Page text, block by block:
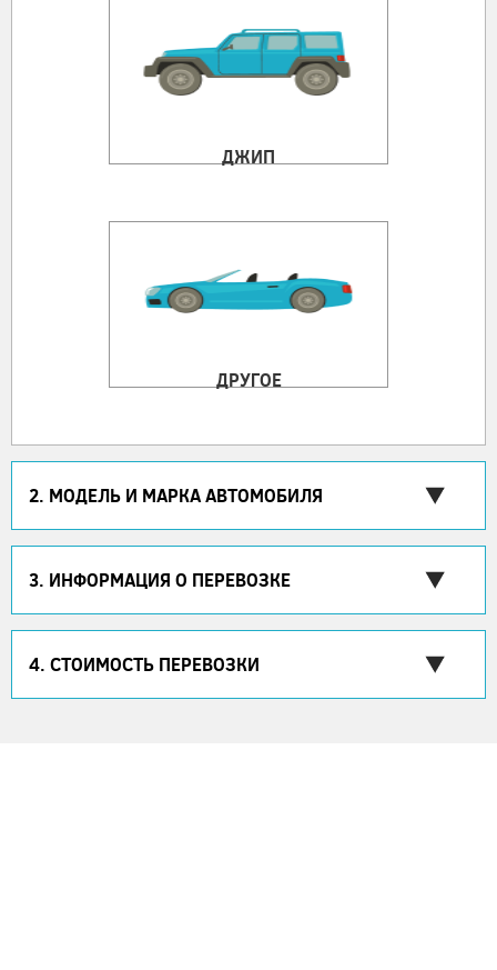
ДЖИП
ДРУГОЕ
2. МОДЕЛЬ И МАРКА АВТОМОБИЛЯ
3. ИНФОРМАЦИЯ О ПЕРЕВОЗКЕ
4. СТОИМОСТЬ ПЕРЕВОЗКИ